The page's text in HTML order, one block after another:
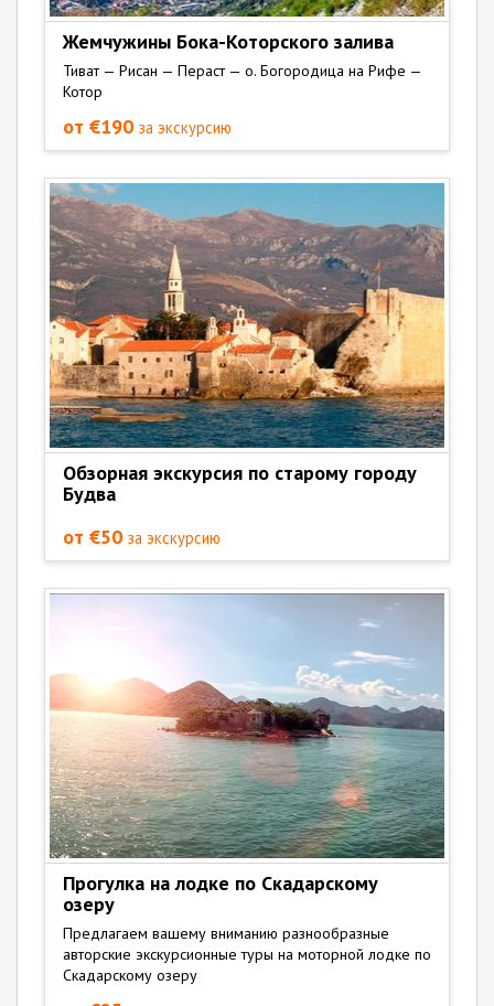
Жемчужины Бока-Которского залива
Тиват — Рисан — Пераст — о. Богородица на Рифе —
Котор
от €190 за экскурсию
Обзорная экскурсия по старому городу
Будва
от €50 за экскурсию
Прогулка на лодке по Скадарскому
озеру
Предлагаем вашему вниманию разнообразные
авторские экскурсионные туры на моторной лодке по
Скадарскому озеру